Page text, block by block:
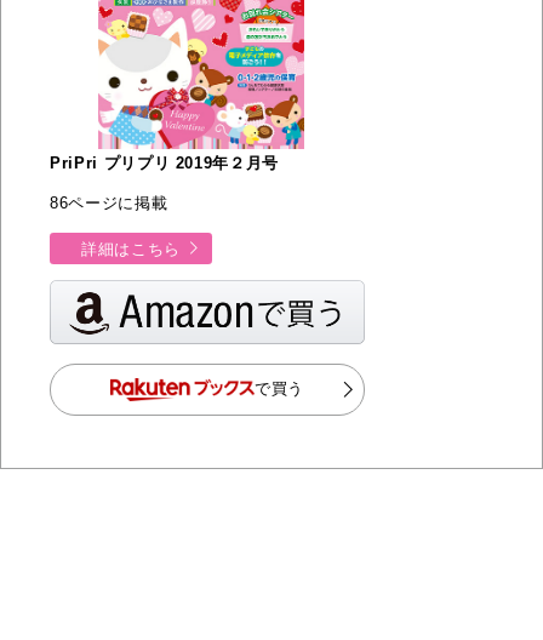
PriPri プリプリ 2019年２月号
86ページに掲載
詳細はこちら
で買う